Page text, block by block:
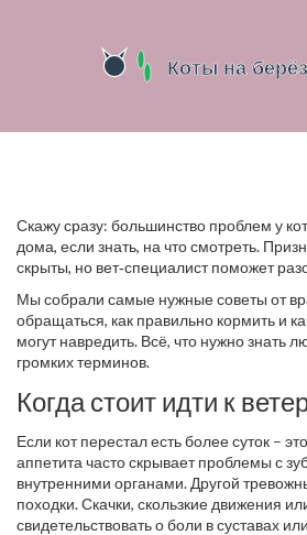
Скажу сразу: большинство проблем у
дома, если знать, на что смотреть.
скрыты, но вет‑специалист поможет
Мы собрали самые нужные советы от
обращаться, как правильно кормить и
могут навредить. Всё, что нужно знать
громких терминов.
Когда стоит идти к
Если кот перестал есть более суток –
аппетита часто скрывает проблемы с
внутренними органами. Другой
походки. Скачки, скользкие движения
свидетельствовать о боли в суставах